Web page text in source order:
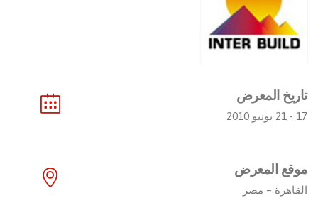
تاريخ المعرض
17 - 21 يونيو 2010
موقع المعرض
القاهرة – مصر